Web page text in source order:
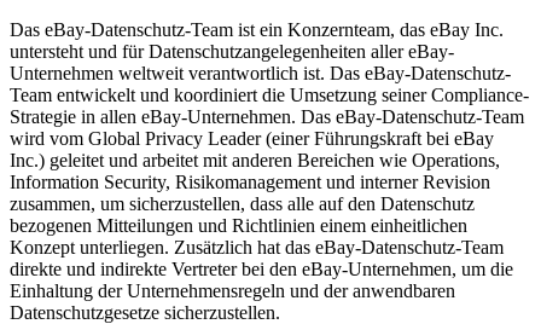
Das eBay-Datenschutz-Team ist ein Konzernteam, das eBay Inc.
untersteht und für Datenschutzangelegenheiten aller eBay-
Unternehmen weltweit verantwortlich ist. Das eBay-Datenschutz-
Team entwickelt und koordiniert die Umsetzung seiner Compliance-
Strategie in allen eBay-Unternehmen. Das eBay-Datenschutz-Team
wird vom Global Privacy Leader (einer Führungskraft bei eBay
Inc.) geleitet und arbeitet mit anderen Bereichen wie Operations,
Information Security, Risikomanagement und interner Revision
zusammen, um sicherzustellen, dass alle auf den Datenschutz
bezogenen Mitteilungen und Richtlinien einem einheitlichen
Konzept unterliegen. Zusätzlich hat das eBay-Datenschutz-Team
direkte und indirekte Vertreter bei den eBay-Unternehmen, um die
Einhaltung der Unternehmensregeln und der anwendbaren
Datenschutzgesetze sicherzustellen.